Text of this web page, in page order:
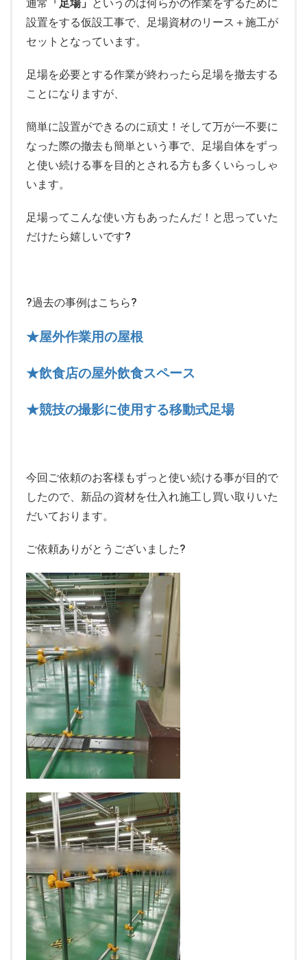
通常 「足場」 というのは何らかの作業をするために
設置をする仮設工事で、足場資材のリース＋施工が
セットとなっています。
足場を必要とする作業が終わったら足場を撤去する
ことになりますが、
簡単に設置ができるのに頑丈！そして万が一不要に
なった際の撤去も簡単という事で、足場自体をずっ
と使い続ける事を目的とされる方も多くいらっしゃ
います。
足場ってこんな使い方もあったんだ！と思っていた
だけたら嬉しいです?
?過去の事例はこちら?
★屋外作業用の屋根
★飲食店の屋外飲食スペース
★競技の撮影に使用する移動式足場
今回ご依頼のお客様もずっと使い続ける事が目的で
したので、新品の資材を仕入れ施工し買い取りいた
だいております。
ご依頼ありがとうございました?